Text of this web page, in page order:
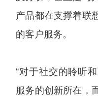
产品都在支撑着联
的客户服务。
“对于社交的聆听
服务的创新所在，